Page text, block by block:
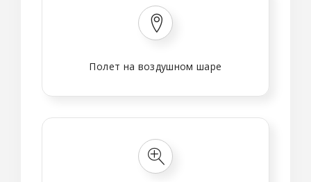
Полет на воздушном шаре